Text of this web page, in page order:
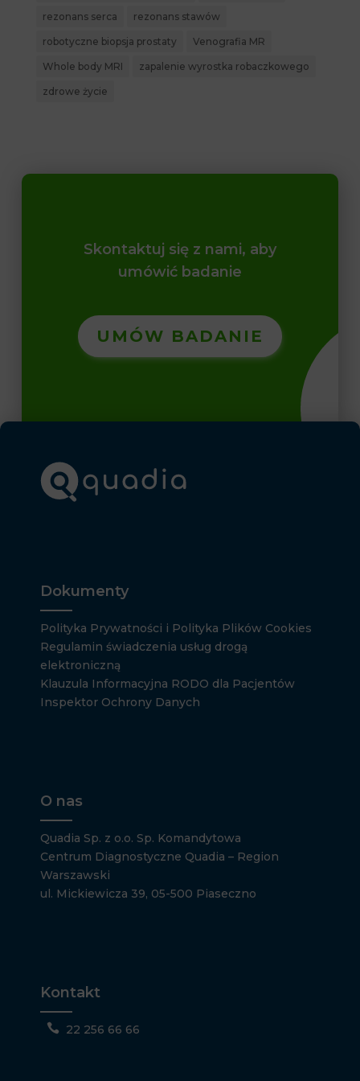
rezonans serca rezonans stawów
robotyczne biopsja prostaty Venografia MR
Whole body MRI zapalenie wyrostka robaczkowego
zdrowe życie
Skontaktuj się z nami, aby
umówić badanie
UMÓW BADANIE
Dokumenty
Polityka Prywatności i Polityka Plików Cookies
Regulamin świadczenia usług drogą
elektroniczną
Klauzula Informacyjna RODO dla Pacjentów
Inspektor Ochrony Danych
O nas
Quadia Sp. z o.o. Sp. Komandytowa
Centrum Diagnostyczne Quadia – Region
Warszawski
ul. Mickiewicza 39, 05-500 Piaseczno
Kontakt
 22 256 66 66